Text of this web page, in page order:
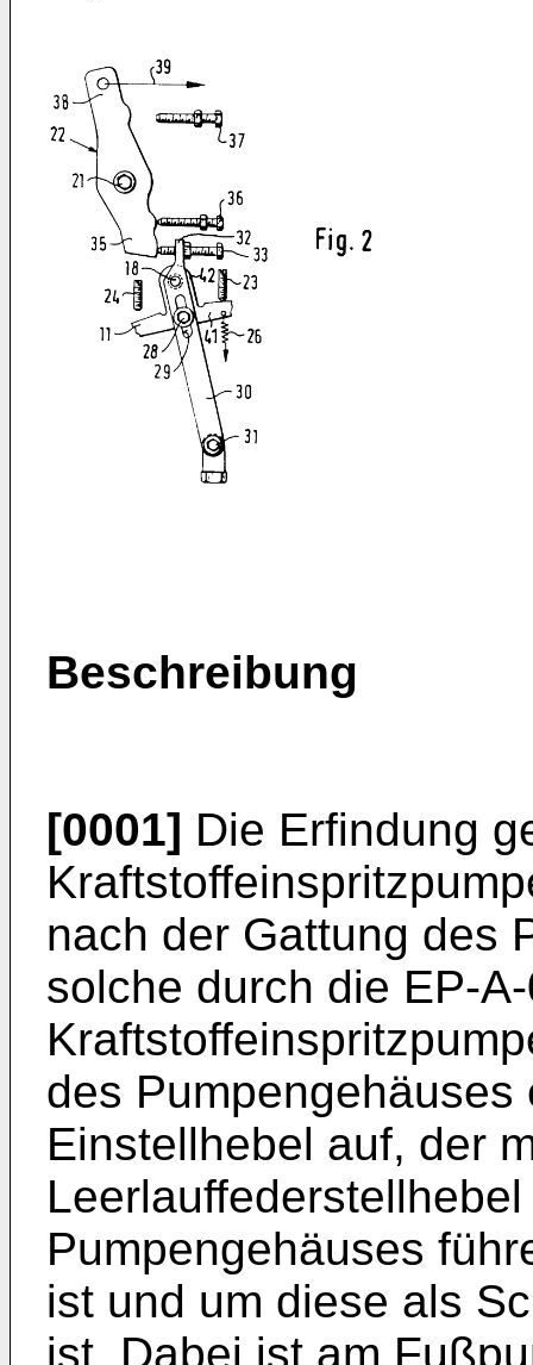
Beschreibung
[0001] Die Erfindung
nach der Gattung des
solche durch die EP-
des
Einstellhebel auf, der
Pumpengehäuses
ist und um diese als
ist. Dabei ist am